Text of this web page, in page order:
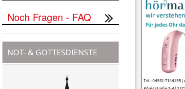
Noch Fragen - FAQ
NOT- & GOTTESDIENSTE